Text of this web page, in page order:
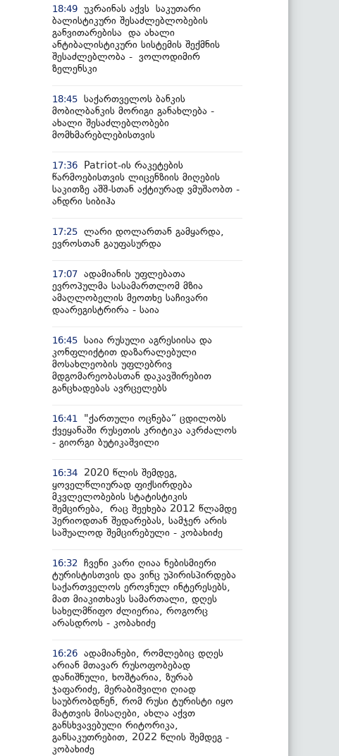
18:49 უკრაინას აქვს საკუთარი
ბალისტიკური შესაძლებლობების
განვითარებისა და ახალი
ანტიბალისტიკური სისტემის შექმნის
შესაძლებლობა - ვოლოდიმირ
ზელენსკი
18:45 საქართველოს ბანკის
მობილბანკის მორიგი განახლება -
ახალი შესაძლებლობები
მომხმარებლებისთვის
17:36
Patriot-ის რაკეტების
წარმოებისთვის ლიცენზიის მიღების
საკითზე აშშ-სთან აქტიურად ვმუშაობთ -
ანდრი სიბიჰა
17:25 ლარი დოლართან გამყარდა,
ევროსთან გაუფასურდა
17:07 ადამიანის უფლებათა
ევროპულმა სასამართლომ მზია
ამაღლობელის მეოთხე საჩივარი
დაარეგისტრირა - საია
16:45 საია რუსული აგრესიისა და
კონფლიქტით დაზარალებული
მოსახლეობის უფლებრივ
მდგომარეობასთან დაკავშირებით
განცხადებას ავრცელებს
16:41
"ქართული ოცნება“ ცდილობს
ქვეყანაში რუსეთის კრიტიკა აკრძალოს
- გიორგი ბუტიკაშვილი
16:34
2020 წლის შემდეგ,
ყოველწლიურად ფიქსირდება
მკვლელობების სტატისტიკის
შემცირება, რაც შეეხება 2012 წლამდე
პერიოდთან შედარებას, სამჯერ არის
საშუალოდ შემცირებული - კობახიძე
16:32
ჩვენი კარი ღიაა ნებისმიერი
ტურისტისთვის და ვინც უპირისპირდება
საქართველოს ეროვნულ ინტერესებს,
მათ მიაკითხავს სამართალი, დღეს
სახელმწიფო ძლიერია, როგორც
არასდროს - კობახიძე
16:26 ადამიანები, რომლებიც დღეს
არიან მთავარ რუსოფობებად
დანიშნული, ხოშტარია, ზურაბ
ჯაფარიძე, მერაბიშვილი ღიად
საუბრობდნენ, რომ რუსი ტურისტი იყო
მატთვის მისაღები, ახლა აქვთ
განსხვავებული რიტორიკა,
განსაკუთრებით, 2022 წლის შემდეგ -
კობახიძე